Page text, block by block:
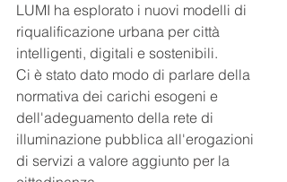
LUMI ha esplorato i nuovi modelli di
riqualificazione urbana per città
intelligenti, digitali e sostenibili.
Ci è stato dato modo di parlare della
normativa dei carichi esogeni e
dell'adeguamento della rete di
illuminazione pubblica all'erogazioni
di servizi a valore aggiunto per la